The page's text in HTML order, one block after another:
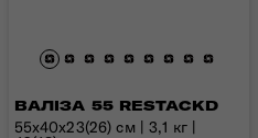
ВАЛІЗА 55 RESTACKD
55x40x23(26) см | 3,1 кг |